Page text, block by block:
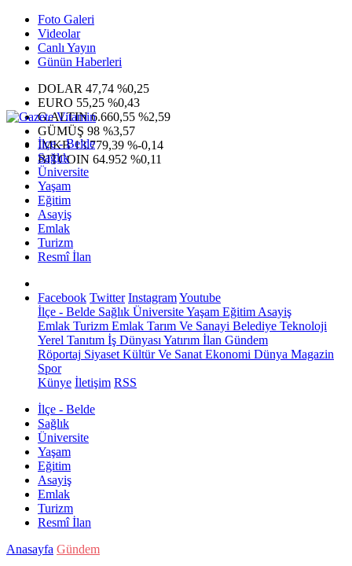
Foto Galeri
Videolar
Canlı Yayın
Günün Haberleri
DOLAR 47,74 %0,25
EURO 55,25 %0,43
G.ALTIN6.660,55 %2,59
GÜMÜŞ 98 %3,57
IMKB13.779,39 %-0,14
BITCOIN 64.952 %0,11
İlçe - Belde
Sağlık
Üniversite
Yaşam
Eğitim
Asayiş
Emlak
Turizm
Resmî İlan
Facebook Twitter InstagramYoutube
İlçe - Belde Sağlık ÜniversiteYaşam Eğitim Asayiş
Emlak Turizm Emlak Tarım Ve Sanayi Belediye Teknoloji
Yerel Tanıtım İş Dünyası Yatırım İlan Gündem
Röportaj Siyaset Kültür Ve Sanat Ekonomi Dünya Magazin
Spor
Künye İletişim RSS
İlçe - Belde
Sağlık
Üniversite
Yaşam
Eğitim
Asayiş
Emlak
Turizm
Resmî İlan
Anasayfa Gündem